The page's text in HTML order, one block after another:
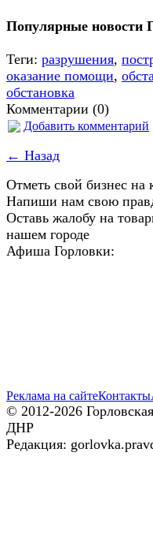
Популярные новости
Теги: разрушения,
оказание помощи,
обстановка
Комментарии (0)
Добавить комментарий
← Назад
Отметь свой бизнес на
Напиши нам свою
Оставь жалобу на
нашем городе
Афиша Горловки:
Реклама на сайтеКонтакты
© 2012-2026
ДНР
Редакция: